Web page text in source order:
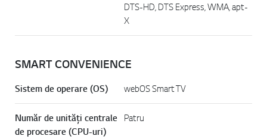
DTS-HD, DTS Express, WMA, apt-
X
SMART CONVENIENCE
Sistem de operare (OS) webOS Smart TV
Număr de unități centrale
de procesare (CPU-uri)
Patru